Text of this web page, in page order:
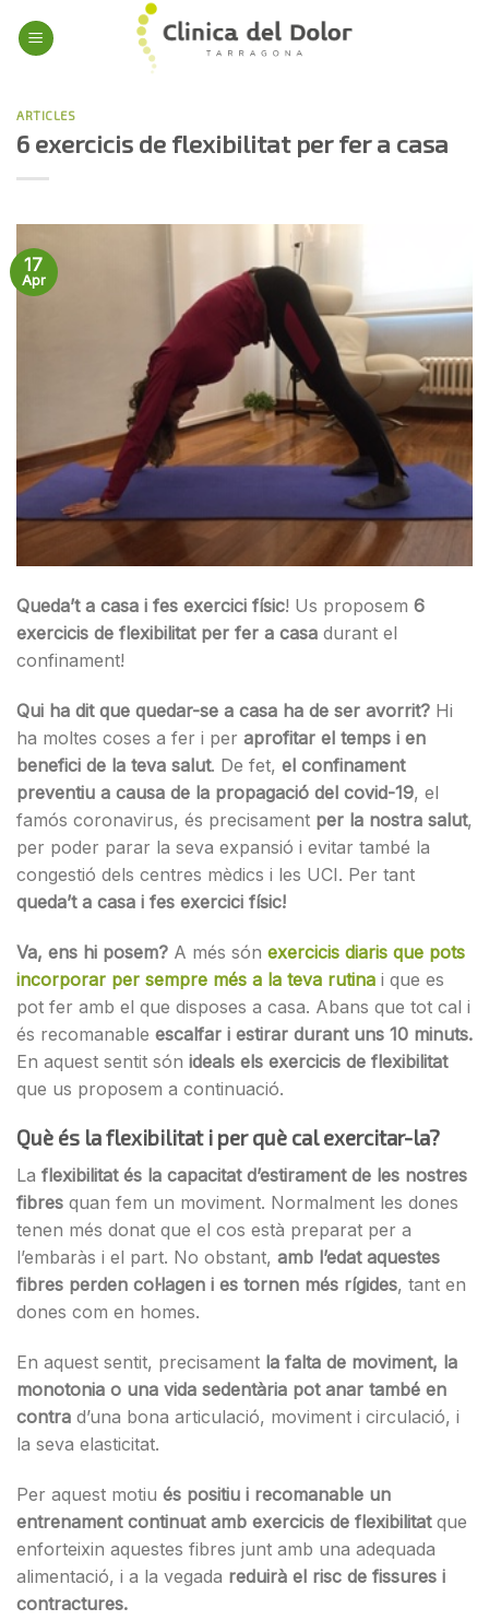
ARTICLES
6 exercicis de flexibilitat per fer a casa
17
Apr
Queda’t a casa i fes exercici físic! Us proposem 6
exercicis de flexibilitat per fer a casa durant el
confinament!
Qui ha dit que quedar-se a casa ha de ser avorrit? Hi
ha moltes coses a fer i per aprofitar el temps i en
benefici de la teva salut. De fet, el confinament
preventiu a causa de la propagació del covid-19, el
famós coronavirus, és precisament per la nostra salut,
per poder parar la seva expansió i evitar també la
congestió dels centres mèdics i les UCI. Per tant
queda’t a casa i fes exercici físic!
Va, ens hi posem? A més són exercicis diaris que pots
incorporar per sempre més a la teva rutina i que es
pot fer amb el que disposes a casa. Abans que tot cal i
és recomanable escalfar i estirar durant uns 10 minuts.
En aquest sentit són ideals els exercicis de flexibilitat
que us proposem a continuació.
Què és la flexibilitat i per què cal exercitar-la?
La flexibilitat és la capacitat d’estirament de les nostres
fibres quan fem un moviment. Normalment les dones
tenen més donat que el cos està preparat per a
l’embaràs i el part. No obstant, amb l’edat aquestes
fibres perden col·lagen i es tornen més rígides, tant en
dones com en homes.
En aquest sentit, precisament la falta de moviment, la
monotonia o una vida sedentària pot anar també en
contra d’una bona articulació, moviment i circulació, i
la seva elasticitat.
Per aquest motiu és positiu i recomanable un
entrenament continuat amb exercicis de flexibilitat que
enforteixin aquestes fibres junt amb una adequada
alimentació, i a la vegada reduirà el risc de fissures i
contractures.